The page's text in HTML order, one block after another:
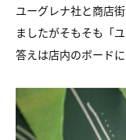
ユーグレナ社と商店
ましたがそもそも「
答えは店内のボード